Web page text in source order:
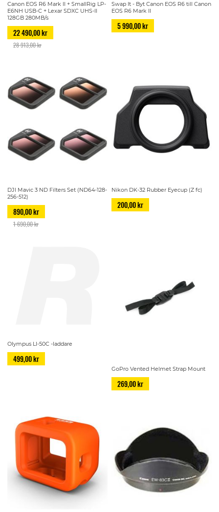
Canon EOS R6 Mark II + SmallRig LP-
E6NH USB-C + Lexar SDXC UHS-II
128GB 280MB/s
22 490,00 kr
28 913,00 kr
Swap It - Byt Canon EOS R6 till Canon
EOS R6 Mark II
5 990,00 kr
DJI Mavic 3 ND Filters Set (ND64-128-
256-512)
890,00 kr
1 690,00 kr
Nikon DK-32 Rubber Eyecup (Z fc)
200,00 kr
Olympus LI-50C -laddare
499,00 kr
GoPro Vented Helmet Strap Mount
269,00 kr